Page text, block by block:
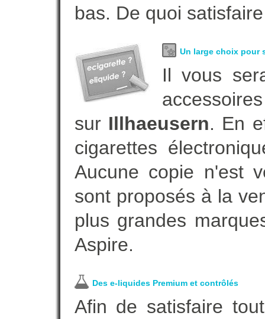
bas. De quoi
Un large choix pour
Il vous
sur Illhaeusern. En
cigarettes
Aucune copie n'est
sont proposés à la
plus grandes
Aspire.
Des e-liquides Premium et contrôlés
Afin de satisfaire